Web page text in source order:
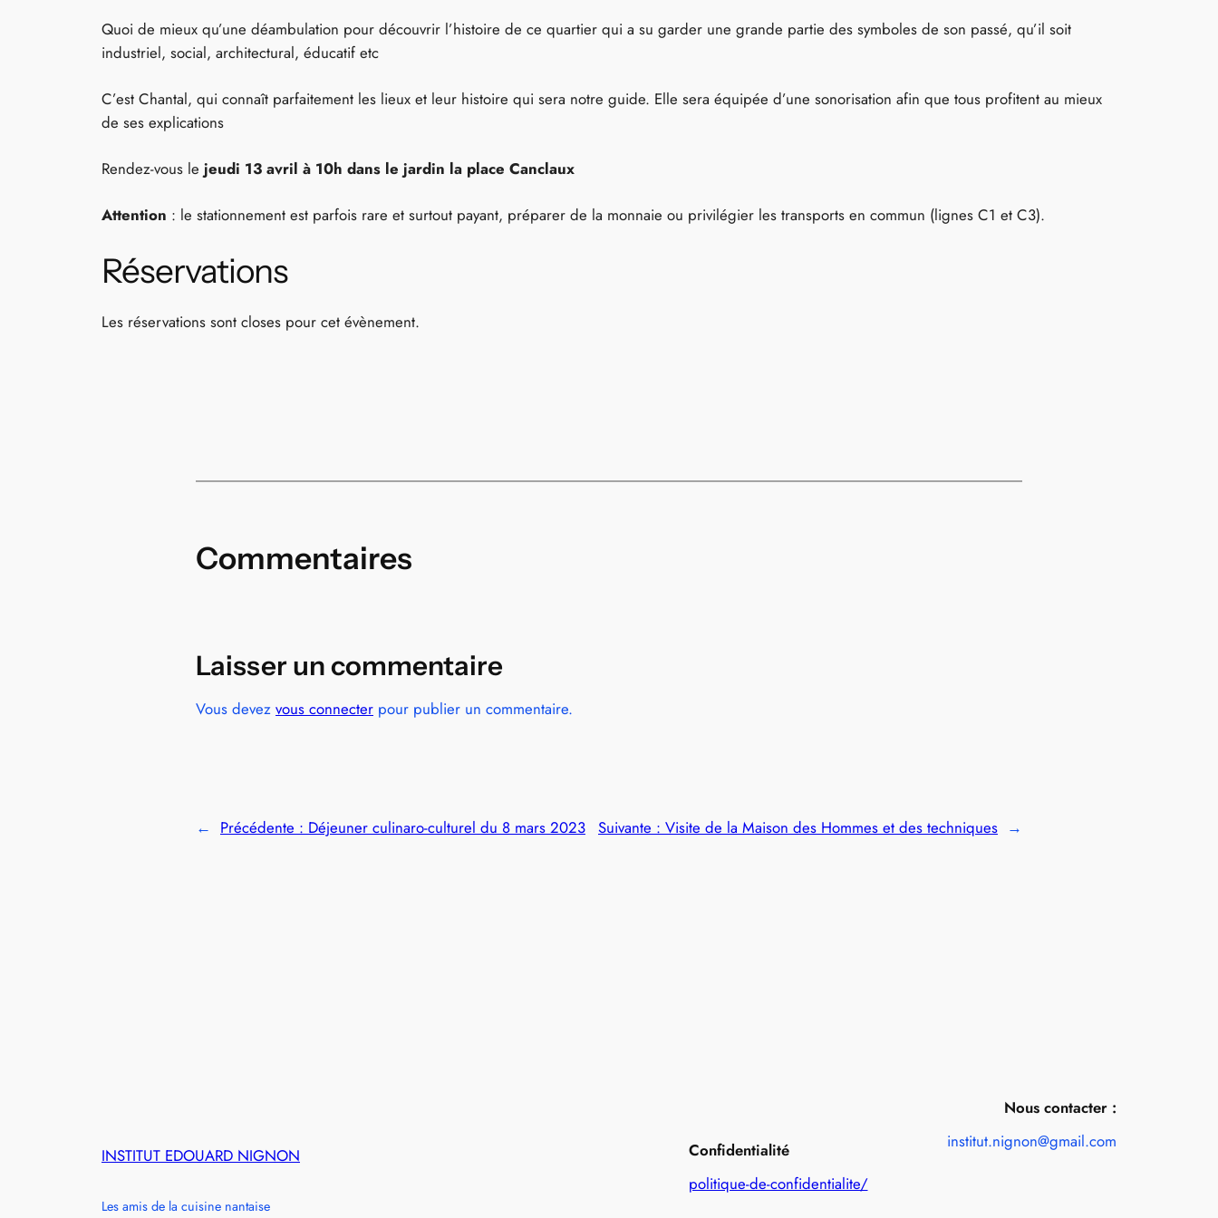
Quoi de mieux qu’une déambulation pour découvrir l’histoire de ce quartier qui a su garder une grande partie des symboles de son passé, qu’il soit
industriel, social, architectural, éducatif etc
C’est Chantal, qui connaît parfaitement les lieux et leur histoire qui sera notre guide. Elle sera équipée d’une sonorisation afin que tous profitent au mieux
de ses explications
Rendez-vous le jeudi 13 avril à 10h dans le jardin la place Canclaux
Attention : le stationnement est parfois rare et surtout payant, préparer de la monnaie ou privilégier les transports en commun (lignes C1 et C3).
Réservations
Les réservations sont closes pour cet évènement.
Commentaires
Laisser un commentaire
Vous devez vous connecter pour publier un commentaire.
← Précédente : Déjeuner culinaro-culturel du 8 mars 2023 Suivante : Visite de la Maison des Hommes et des techniques →
Nous contacter :
INSTITUT EDOUARD NIGNON
Les amis de la cuisine nantaise
Confidentialité
politique-de-confidentialite/
institut.nignon@gmail.com